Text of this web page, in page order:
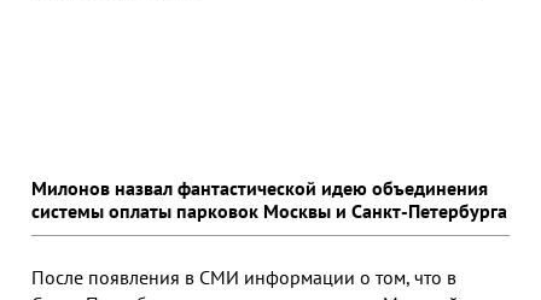
Милонов назвал фантастической идею объединения
системы оплаты парковок Москвы и Санкт-Петербурга
После появления в СМИ информации о том, что в